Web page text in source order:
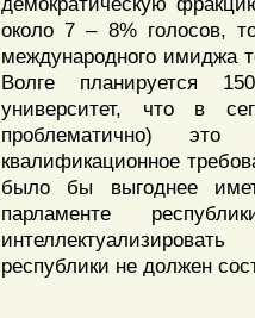
около 7 – 8% голосов,
международного имиджа
Волге планируется
университет, что в
проблематично)
квалификационное
было бы выгоднее
парламенте
республики не должен